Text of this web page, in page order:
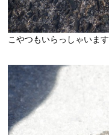
こやつもいらっしゃいます